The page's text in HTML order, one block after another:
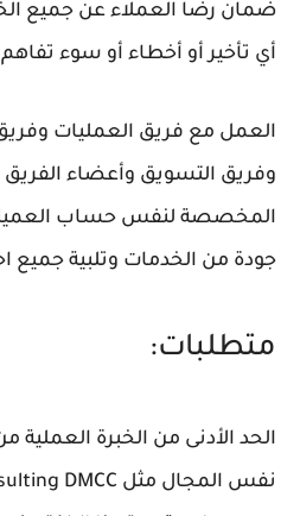
ضمان رضا العملاء عن جميع
أي تأخير أو أخطاء أو سوء
العمل مع فريق العمليات
وفريق التسويق وأعضاء الفريق
المخصصة لنفس حساب
جودة من الخدمات وتلبية جميع
متطلبات: